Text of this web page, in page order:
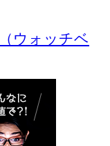
ウォッチベ